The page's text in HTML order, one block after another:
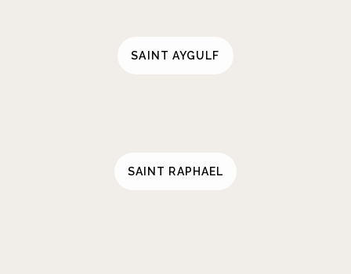
SAINT AYGULF
SAINT RAPHAEL